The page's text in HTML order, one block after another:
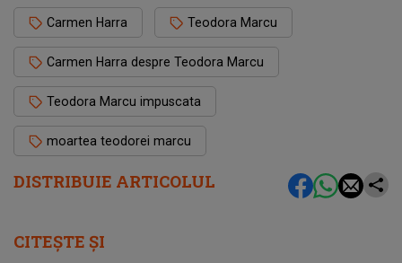
DISTRIBUIE ARTICOLUL
Carmen Harra Teodora Marcu
Carmen Harra despre Teodora Marcu
Teodora Marcu impuscata
moartea teodorei marcu
CITEȘTE ȘI